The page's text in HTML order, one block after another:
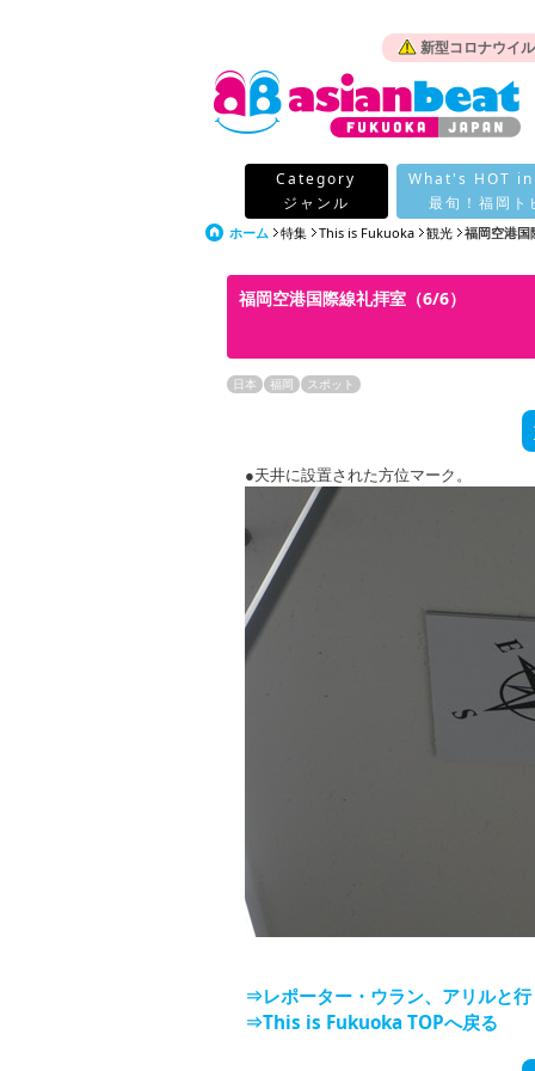
新型コロナウイ
Category
ジャンル
What's HOT
最旬！福岡ト
ホーム 特集 This is Fukuoka 観光 福岡空港国
福岡空港国際線礼拝室（6/6）
日本 福岡 スポット
●天井に設置された方位マーク。
⇒レポーター・ウラン、アリルと
⇒This is Fukuoka TOPへ戻る